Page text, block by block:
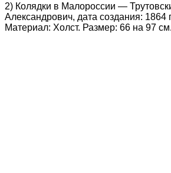
2) Колядки в Малороссии —
Александрович, дата создания: 1864
Материал: Холст. Размер: 66 на 97 см.